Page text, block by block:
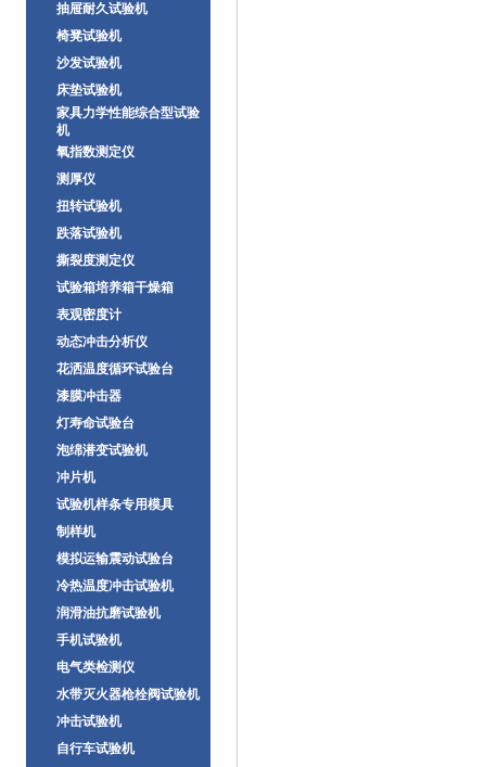
抽屉耐久试验机
椅凳试验机
沙发试验机
床垫试验机
家具力学性能综合型试验
机
氧指数测定仪
测厚仪
扭转试验机
跌落试验机
撕裂度测定仪
试验箱培养箱干燥箱
表观密度计
动态冲击分析仪
花洒温度循环试验台
漆膜冲击器
灯寿命试验台
泡绵潜变试验机
冲片机
试验机样条专用模具
制样机
模拟运输震动试验台
冷热温度冲击试验机
润滑油抗磨试验机
手机试验机
电气类检测仪
水带灭火器枪栓阀试验机
冲击试验机
自行车试验机